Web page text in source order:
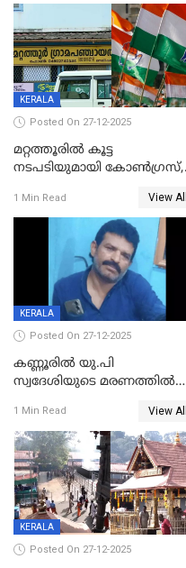
KERALA
Posted On 27-12-2025
മറ്റത്തൂരിൽ കൂട്ട
നടപടിയുമായി കോണ്‍ഗ്രസ്,
എട്ട് പേര്‍ ഉള്‍പ്പെടെ
പത്തുപേരെ പുറത്താക്കി,
ചൊവ്വന്നൂരിലും നടപടി
1 Min Read View All
KERALA
Posted On 27-12-2025
കണ്ണൂരിൽ യു.പി
സ്വദേശിയുടെ മരണത്തിൽ
കേസ്; തർക്കമുണ്ടായത്
ഫേഷ്യലിന് 300 രൂപ
ആവശ്യപ്പെട്ടതിനെച്ചൊല്ലി
1 Min Read View All
KERALA
Posted On 27-12-2025